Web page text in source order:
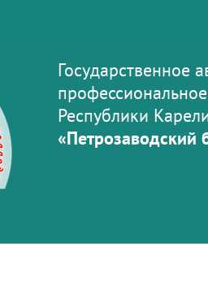
Государственное
Республики
«Петрозаводский